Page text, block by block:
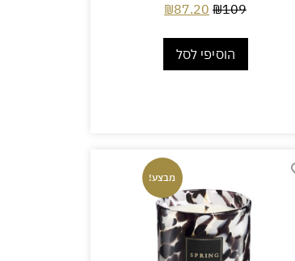
₪109
₪87.20
הוסיפי לסל
מבצע!